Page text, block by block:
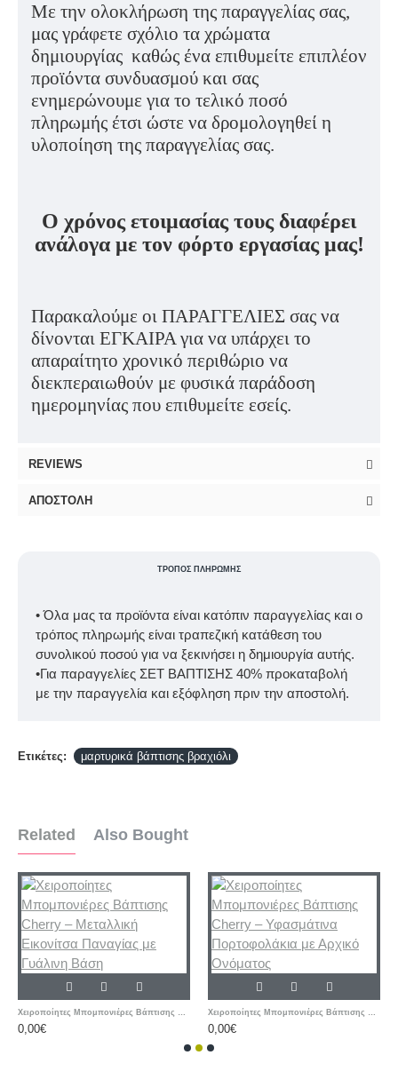
Με την ολοκλήρωση της παραγγελίας σας,
μας γράφετε σχόλιο τα χρώματα
δημιουργίας καθώς ένα επιθυμείτε επιπλέον
προϊόντα συνδυασμού και σας
ενημερώνουμε για το τελικό ποσό
πληρωμής έτσι ώστε να δρομολογηθεί η
υλοποίηση της παραγγελίας σας.
Ο χρόνος ετοιμασίας τους διαφέρει
ανάλογα με τον φόρτο εργασίας μας!
Παρακαλούμε οι ΠΑΡΑΓΓΕΛΙΕΣ σας να
δίνονται ΕΓΚΑΙΡΑ για να υπάρχει το
απαραίτητο χρονικό περιθώριο να
διεκπεραιωθούν με φυσικά παράδοση
ημερομηνίας που επιθυμείτε εσείς.
REVIEWS
ΑΠΟΣΤΟΛΉ
ΤΡΌΠΟΣ ΠΛΗΡΩΜΉΣ
• Όλα μας τα προϊόντα είναι κατόπιν παραγγελίας και ο
τρόπος πληρωμής είναι τραπεζική κατάθεση του
συνολικού ποσού για να ξεκινήσει η δημιουργία αυτής.
•Για παραγγελίες ΣΕΤ ΒΑΠΤΙΣΗΣ 40% προκαταβολή
με την παραγγελία και εξόφληση πριν την αποστολή.
Ετικέτες: μαρτυρικά βάπτισης βραχιόλι
Related Also Bought
Χειροποίητες Μπομπονιέρες Βάπτισης Cherry – Μεταλλική Εικονίτσα Παναγίας με Γυάλινη Βάση
0,00€
Χειροποίητες Μπομπονιέρες Βάπτισης Cherry – Υφασμάτινα Πορτοφολάκια με Αρχικό Ονόματος
0,00€